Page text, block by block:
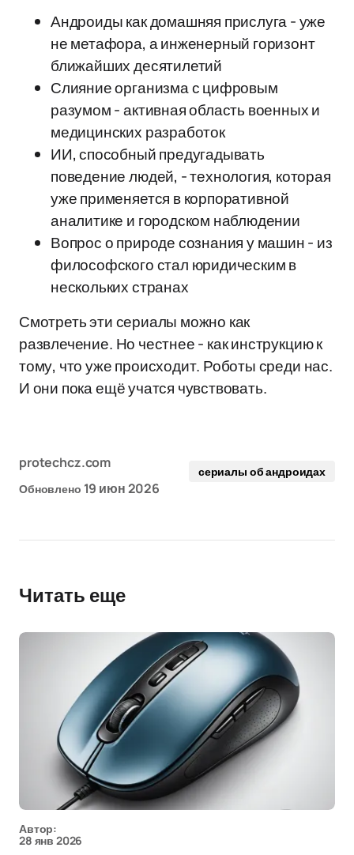
Андроиды как домашняя прислуга - уже
не метафора, а инженерный горизонт
ближайших десятилетий
Слияние организма с цифровым
разумом - активная область военных и
медицинских разработок
ИИ, способный предугадывать
поведение людей, - технология, которая
уже применяется в корпоративной
аналитике и городском наблюдении
Вопрос о природе сознания у машин - из
философского стал юридическим в
нескольких странах
Смотреть эти сериалы можно как
развлечение. Но честнее - как инструкцию к
тому, что уже происходит. Роботы среди нас.
И они пока ещё учатся чувствовать.
protechcz.com
Обновлено 19 июн 2026
сериалы об андроидах
Читать еще
Автор:
28 янв 2026